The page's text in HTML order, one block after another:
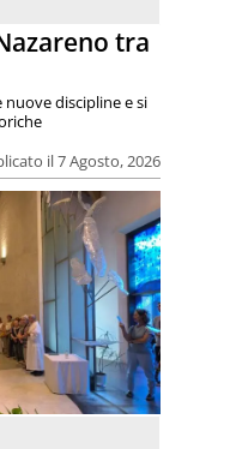
tra
il 7 Agosto, 2026
discipline e si